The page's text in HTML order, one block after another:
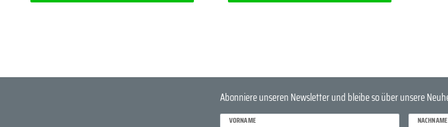
Abonniere unseren Newsletter und bleibe so über unsere
VORNAME NACHNAME